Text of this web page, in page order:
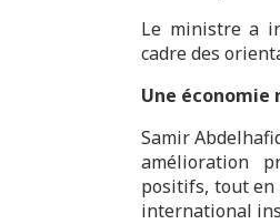
Le ministre a
cadre des
Une
Samir
amélioration
positifs, tout en
international